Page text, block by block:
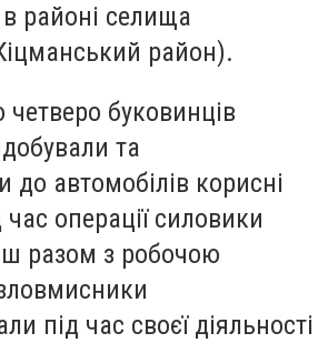
районі селища
район).
буковинців
та
до автомобілів корисні
операції силовики
разом з робочою
під час своєї діяльності